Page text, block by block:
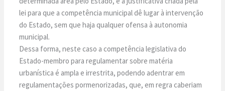
lei para que a competência municipal dê lugar à intervenção
do Estado, sem que haja qualquer ofensa à autonomia
municipal.
Dessa forma, neste caso a competência legislativa do
Estado-membro para regulamentar sobre matéria
urbanística é ampla e irrestrita, podendo adentrar em
regulamentações pormenorizadas, que, em regra caberiam